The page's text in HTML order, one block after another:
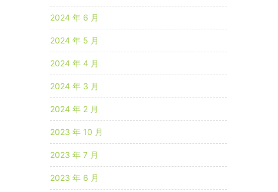
2024 年 6 月
2024 年 5 月
2024 年 4 月
2024 年 3 月
2024 年 2 月
2023 年 10 月
2023 年 7 月
2023 年 6 月